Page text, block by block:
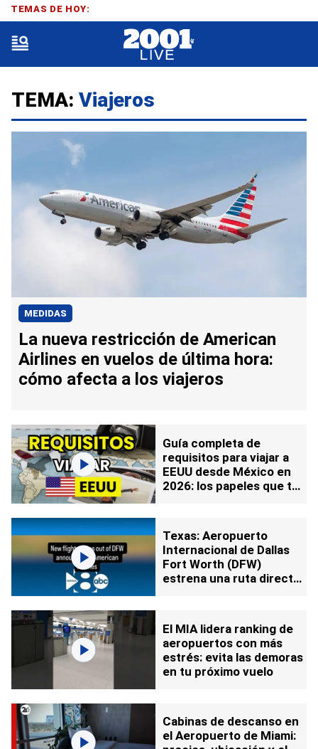
TEMA: Viajeros
MEDIDAS
La nueva restricción de American
Airlines en vuelos de última hora:
cómo afecta a los viajeros
Guía completa de
requisitos para viajar a
EEUU desde México en
2026: los papeles que te
Texas: Aeropuerto
Internacional de Dallas
Fort Worth (DFW)
estrena una ruta directa
El MIA lidera ranking de
aeropuertos con más
estrés: evita las demoras
en tu próximo vuelo
Cabinas de descanso en
el Aeropuerto de Miami:
TEMAS DE HOY: